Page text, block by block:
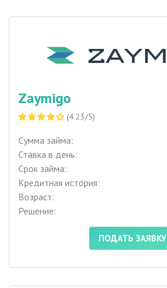
Zaymigo
(4.23/5)
Сумма займа:
Ставка в день:
Срок займа:
Кредитная история:
Возраст:
Решение:
ПОДАТЬ ЗАЯВКУ